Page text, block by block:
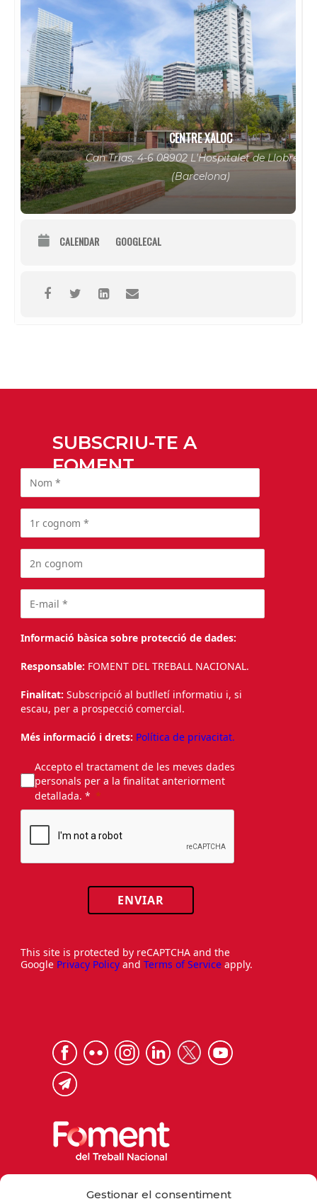
Gestionar el consentiment
CENTRE XALOC
Can Trias, 4-6 08902 L'Hospitalet de Llobregat
(Barcelona)
CALENDAR GOOGLECAL
SUBSCRIU-TE A
FOMENT
Informació bàsica sobre protecció de dades:
Responsable: FOMENT DEL TREBALL NACIONAL.
Finalitat: Subscripció al butlletí informatiu i, si
escau, per a prospecció comercial.
Més informació i drets: Política de privacitat.
Accepto el tractament de les meves dades
personals per a la finalitat anteriorment
detallada. *
ENVIAR
This site is protected by reCAPTCHA and the
Google Privacy Policy and Terms of Service apply.